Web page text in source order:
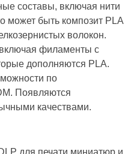
составы, включая нити
может быть композит PLA
волокон.
филаменты с
дополняются PLA.
по
Появляются
качествами.